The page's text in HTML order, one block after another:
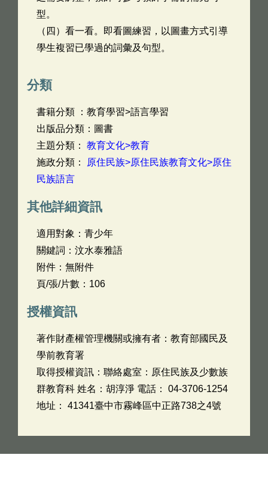
型。
（四）看一看。即看圖練習，以圖畫方式引導
學生複習已學過的詞彙及句型。
分類
書籍分類 ：教育學習>語言學習
出版品分類：圖書
主題分類： 教育文化>教育
施政分類：
原住民族>原住民族教育文化>原住
民族語言
其他詳細資訊
適用對象：青少年
關鍵詞：汶水泰雅語
附件：無附件
頁/張/片數：106
授權資訊
著作財產權管理機關或擁有者：教育部國民及
學前教育署
取得授權資訊：聯絡處室：原住民族及少數族
群教育科 姓名：胡淳淨 電話： 04-3706-1254
地址： 41341臺中市霧峰區中正路738之4號